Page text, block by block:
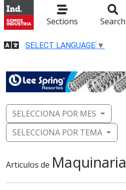
Sections Search
SELECT LANGUAGE ▼
SELECCIONA POR MES
SELECCIONA POR TEMA
Articulos de Maquinaria